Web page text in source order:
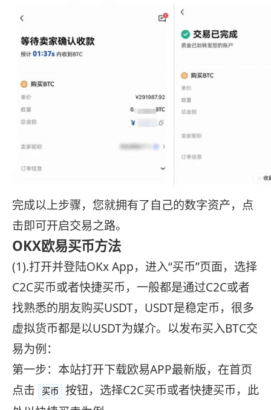
完成以上步骤，您就拥有了自己的数字资产，点
击即可开启交易之路。
OKX欧易买币方法
(1).打开并登陆OKx App，进入“买币”页面，选择
C2C买币或者快捷买币，一般都是通过C2C或者
找熟悉的朋友购买USDT，USDT是稳定币，很多
虚拟货币都是以USDT为媒介。以发布买入BTC交
易为例：
第一步：本站打开下载欧易APP最新版，在首页
点击
买币
按钮，选择C2C买币或者快捷买币，此